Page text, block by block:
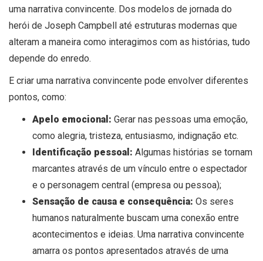
uma narrativa convincente. Dos modelos de jornada do
herói de Joseph Campbell até estruturas modernas que
alteram a maneira como interagimos com as histórias, tudo
depende do enredo.
E criar uma narrativa convincente pode envolver diferentes
pontos, como:
Apelo emocional: Gerar nas pessoas uma emoção,
como alegria, tristeza, entusiasmo, indignação etc.
Identificação pessoal: Algumas histórias se tornam
marcantes através de um vínculo entre o espectador
e o personagem central (empresa ou pessoa);
Sensação de causa e consequência: Os seres
humanos naturalmente buscam uma conexão entre
acontecimentos e ideias. Uma narrativa convincente
amarra os pontos apresentados através de uma